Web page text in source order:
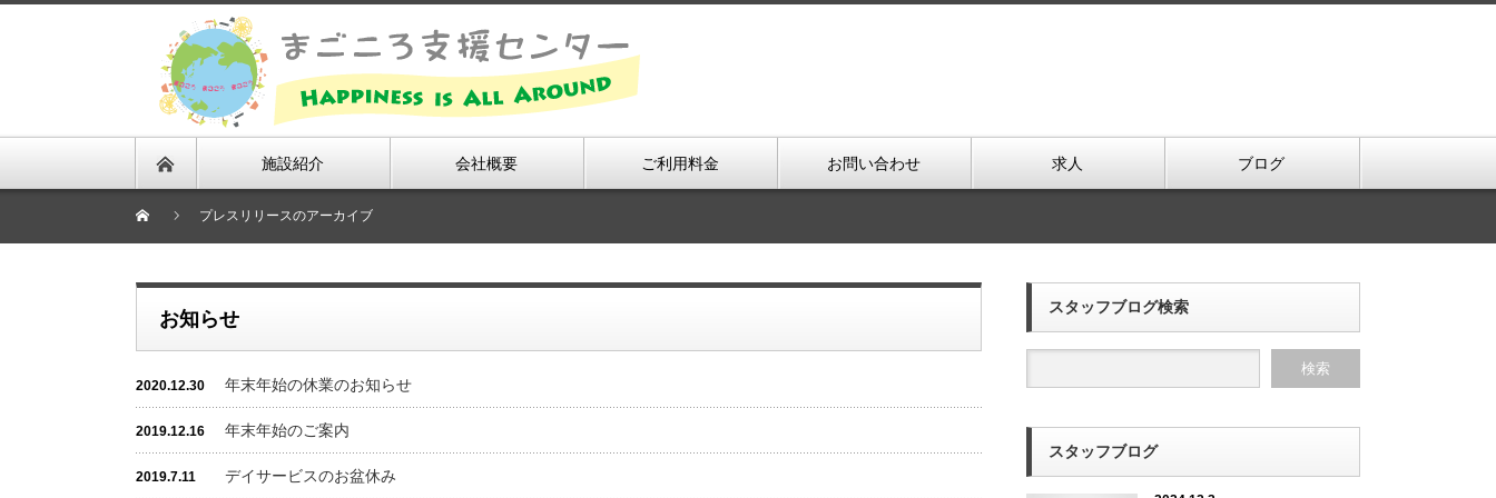
施設紹介 会社概要 ご利用料金 お問い合わせ 求人 ブログ
プレスリリースのアーカイブ
お知らせ
2020.12.30 年末年始の休業のお知らせ
2019.12.16 年末年始のご案内
2019.7.11 デイサービスのお盆休み
スタッフブログ検索
スタッフブログ